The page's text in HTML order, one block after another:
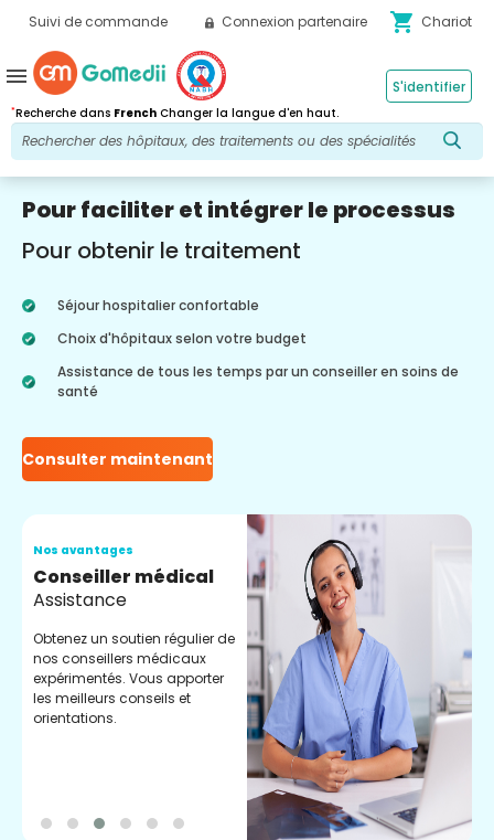
Suivi de commande Connexion partenaire shopping_cart Chariot
*Recherche dans French Changer la langue d'en haut.
S'identifier
menu
Pour faciliter et intégrer le processus
Pour obtenir le traitement
Séjour hospitalier confortable
Choix d'hôpitaux selon votre budget
Assistance de tous les temps par un conseiller en soins de
santé
Consulter maintenant
Nos avantages
Conseiller médical
Assistance
Obtenez un soutien régulier de
nos conseillers médicaux
expérimentés. Vous apporter
les meilleurs conseils et
orientations.